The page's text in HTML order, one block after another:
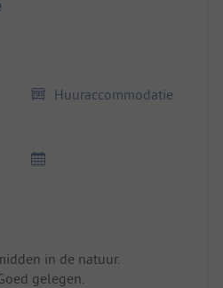
Huuraccommodatie
in de natuur.
gelegen.